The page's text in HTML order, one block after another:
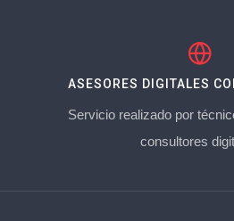
ASESORES DIGITALES
Servicio realizado por
consultores